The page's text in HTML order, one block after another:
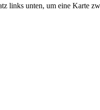
links unten, um eine Karte